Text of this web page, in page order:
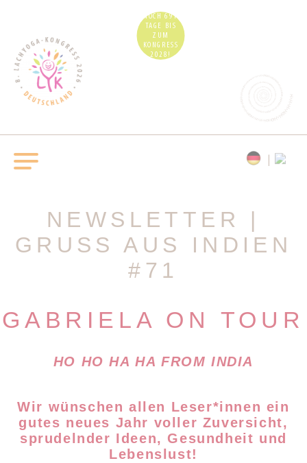
NOCH 691
TAGE BIS
ZUM
KONGRESS
2028!
NEWSLETTER |
GRUSS AUS INDIEN #
71
GABRIELA ON TOUR
HO HO HA HA FROM INDIA
Wir wünschen allen Leser*innen ein
gutes neues Jahr voller Zuversicht,
sprudelnder Ideen, Gesundheit und
Lebenslust!